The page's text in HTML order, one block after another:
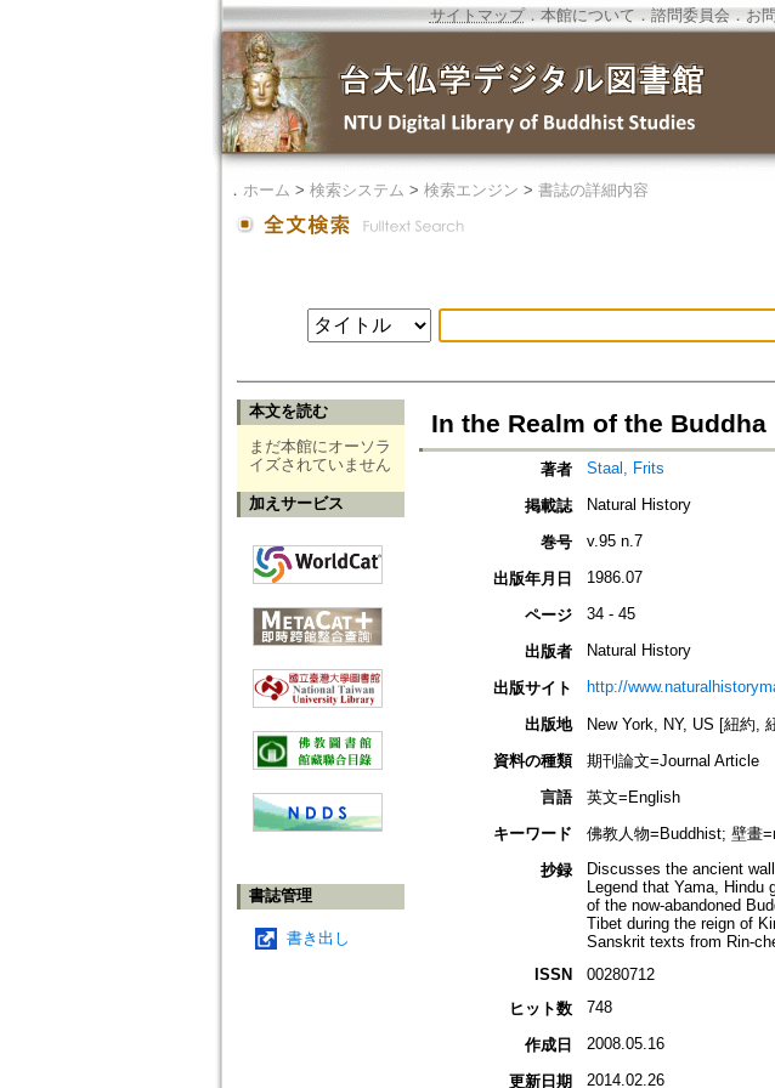
サイトマップ．本館について ． 諮問委員会． お
． ホーム > 検索システム > 検索エンジン > 書誌の詳細内容
本文を読む
まだ本館にオーソラ
イズされていません
加えサービス
書誌管理
書き出し
In the Realm of the Buddha
著者 Staal, Frits
掲載誌 Natural History
巻号 v.95 n.7
出版年月日 1986.07
ページ 34 - 45
出版者 Natural History
出版サイト http://
出版地
New York, NY, US [紐約,
資料の種類
期刊論文=Journal Article
言語
英文=English
キーワード
佛教人物=Buddhist; 壁畫
抄録
Discusses the ancient
Legend that Yama, Hindu
of the now-abandoned
Tibet during the reign of
Sanskrit texts from Rin-
ISSN
00280712
ヒット数
748
作成日 2008.05.16
更新日期 2014.02.26